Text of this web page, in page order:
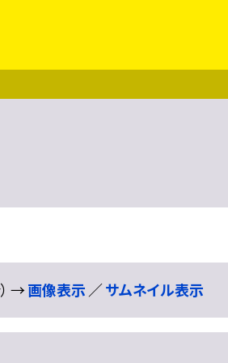
→画像表示 ／サムネイル表示